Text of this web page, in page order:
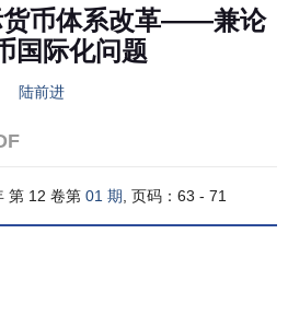
货币体系改革——兼论
国际化问题
陆前进
第 12 卷第 01 期 , 页码：63 - 71